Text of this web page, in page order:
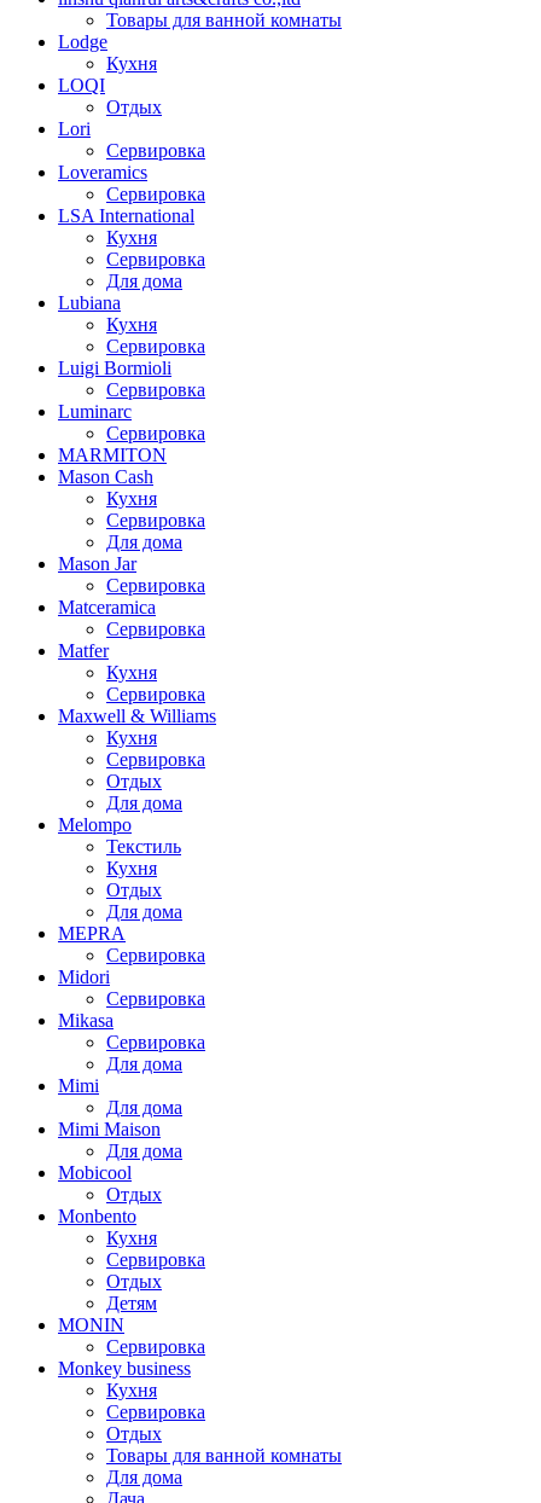
Товары для ванной комнаты
Lodge
Кухня
LOQI
Отдых
Lori
Сервировка
Loveramics
Сервировка
LSA International
Кухня
Сервировка
Для дома
Lubiana
Кухня
Сервировка
Luigi Bormioli
Сервировка
Luminarc
Сервировка
MARMITON
Mason Cash
Кухня
Сервировка
Для дома
Mason Jar
Сервировка
Matceramica
Сервировка
Matfer
Кухня
Сервировка
Maxwell & Williams
Кухня
Сервировка
Отдых
Для дома
Melompo
Текстиль
Кухня
Отдых
Для дома
MEPRA
Сервировка
Midori
Сервировка
Mikasa
Сервировка
Для дома
Mimi
Для дома
Mimi Maison
Для дома
Mobicool
Отдых
Monbento
Кухня
Сервировка
Отдых
Детям
MONIN
Сервировка
Monkey business
Кухня
Сервировка
Отдых
Товары для ванной комнаты
Для дома